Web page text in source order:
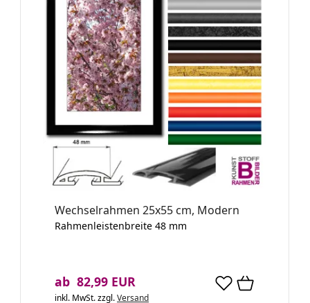
Wechselrahmen 25x55 cm, Modern
Rahmenleistenbreite 48 mm
ab 82,99 EUR
inkl. MwSt.zzgl.Versand